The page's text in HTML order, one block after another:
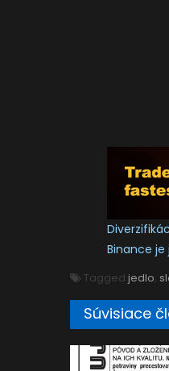
Binance je
Tagged jedlo,
Súvisiace